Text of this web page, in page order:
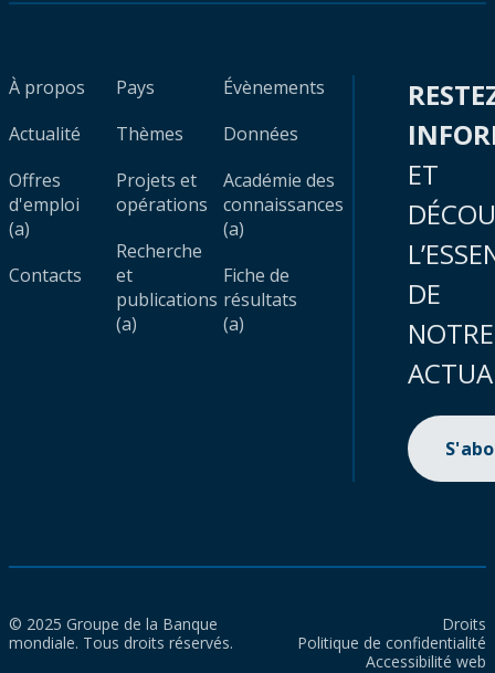
À propos
Actualité
Offres
d'emploi
(a)
Contacts
Pays
Thèmes
Projets et
opérations
Recherche
et
publications
(a)
Évènements
Données
Académie des
connaissances
(a)
Fiche de
résultats
(a)
ET
DE
NOTRE
© 2025 Groupe de la Banque
mondiale. Tous droits réservés.
Droits
Politique de confidentialité
Accessibilité web